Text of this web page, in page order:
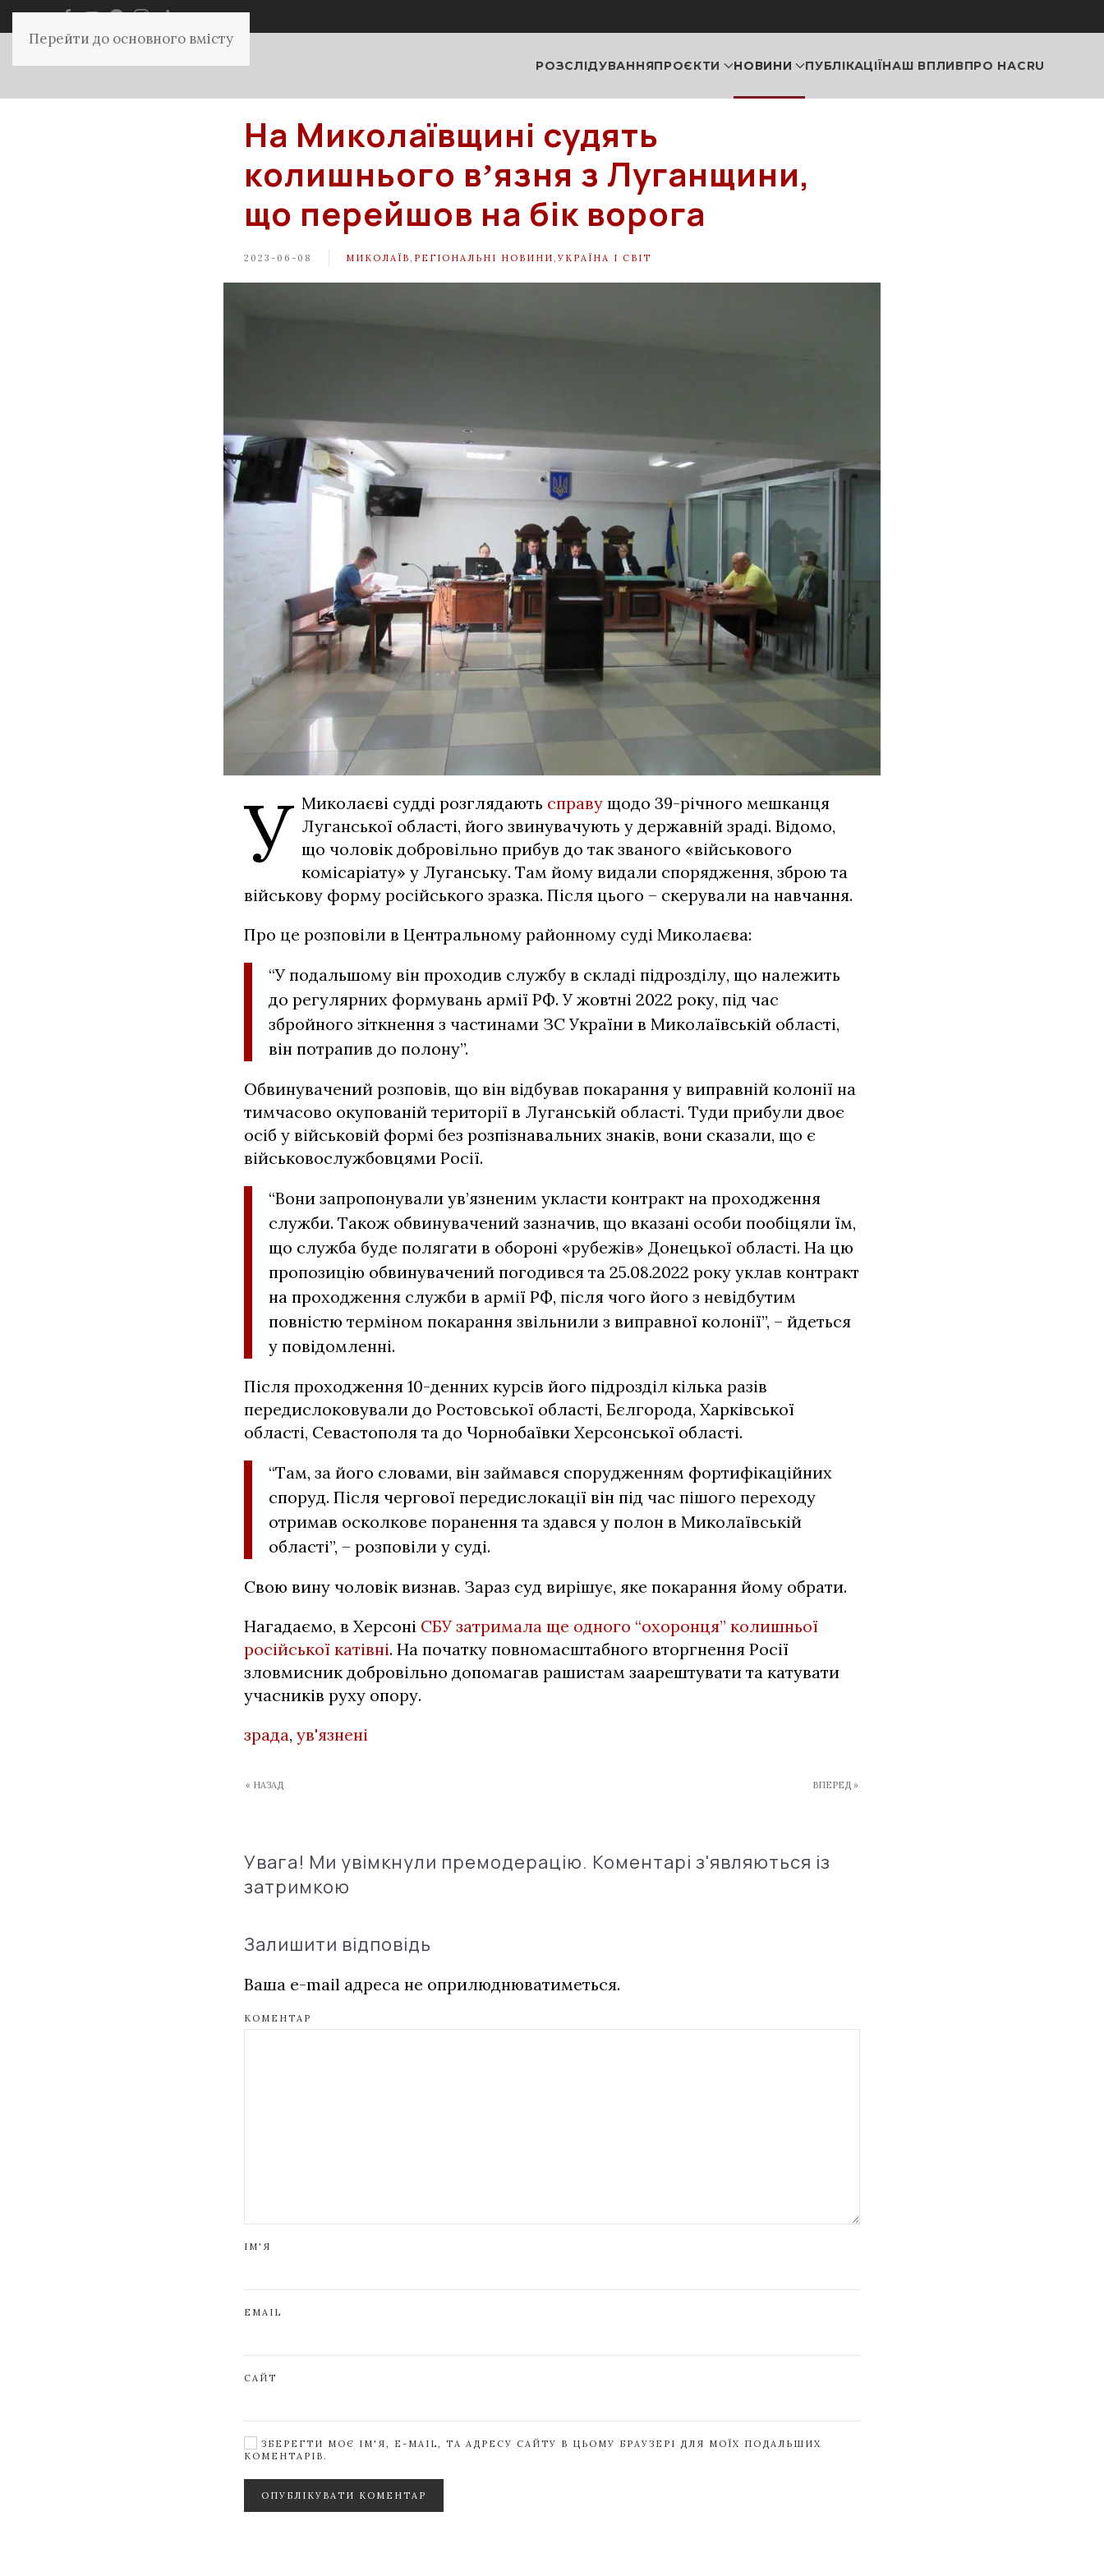
Перейти до основного вмісту
РОЗСЛІДУВАННЯПРОЄКТИ НОВИНИ ПУБЛІКАЦІЇНАШ ВПЛИВПРО НАСRU
На Миколаївщині судять
колишнього вʼязня з Луганщини,
що перейшов на бік ворога
2023-06-08 МИКОЛАЇВ РЕГІОНАЛЬНІ НОВИНИ УКРАЇНА І СВІТ
У Миколаєві судді розглядають справу щодо 39-річного мешканця
Луганської області, його звинувачують у державній зраді. Відомо,
що чоловік добровільно прибув до так званого «військового
комісаріату» у Луганську. Там йому видали спорядження, зброю та
військову форму російського зразка. Після цього – скерували на навчання.
Про це розповіли в Центральному районному суді Миколаєва:
“У подальшому він проходив службу в складі підрозділу, що належить
до регулярних формувань армії РФ. У жовтні 2022 року, під час
збройного зіткнення з частинами ЗС України в Миколаївській області,
він потрапив до полону”.
Обвинувачений розповів, що він відбував покарання у виправній колонії на
тимчасово окупованій території в Луганській області. Туди прибули двоє
осіб у військовій формі без розпізнавальних знаків, вони сказали, що є
військовослужбовцями Росії.
“Вони запропонували ув’язненим укласти контракт на проходження
служби. Також обвинувачений зазначив, що вказані особи пообіцяли їм,
що служба буде полягати в обороні «рубежів» Донецької області. На цю
пропозицію обвинувачений погодився та 25.08.2022 року уклав контракт
на проходження служби в армії РФ, після чого його з невідбутим
повністю терміном покарання звільнили з виправної колонії”, – йдеться
у повідомленні.
Після проходження 10-денних курсів його підрозділ кілька разів
передислоковували до Ростовської області, Бєлгорода, Харківської
області, Севастополя та до Чорнобаївки Херсонської області.
“Там, за його словами, він займався спорудженням фортифікаційних
споруд. Після чергової передислокації він під час пішого переходу
отримав осколкове поранення та здався у полон в Миколаївській
області”, – розповіли у суді.
Свою вину чоловік визнав. Зараз суд вирішує, яке покарання йому обрати.
Нагадаємо, в Херсоні СБУ затримала ще одного “охоронця” колишньої
російської катівні. На початку повномасштабного вторгнення Росії
зловмисник добровільно допомагав рашистам заарештувати та катувати
учасників руху опору.
зрада, ув'язнені
« НАЗАД ВПЕРЕД »
Увага! Ми увімкнули премодерацію. Коментарі з'являються із
затримкою
Залишити відповідь
Ваша e-mail адреса не оприлюднюватиметься.
КОМЕНТАР
ІМ'Я
EMAIL
САЙТ
ЗБЕРЕГТИ МОЄ ІМ'Я, E-MAIL, ТА АДРЕСУ САЙТУ В ЦЬОМУ БРАУЗЕРІ ДЛЯ МОЇХ ПОДАЛЬШИХ
КОМЕНТАРІВ.
ОПУБЛІКУВАТИ КОМЕНТАР